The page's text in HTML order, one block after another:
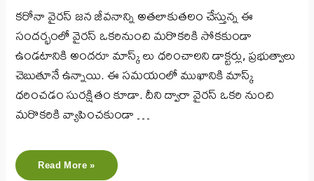
కరోనా వైరస్ జన జీవనాన్ని అతలాకుతలం చేస్తున్న ఈ
సందర్భంలో వైరస్ ఒకరినుంచి మరొకరికి సోకకుండా
ఉండటానికి అందరూ మాస్క్ లు ధరించాలని డాక్టర్లు, ప్రభుత్వాలు
చెబుతూనే ఉన్నాయి. ఈ సమయంలో ముఖానికి మాస్క్
ధరించడం సురక్షితం కూడా. దీని ద్వారా వైరస్ ఒకరి నుంచి
మరొకరికి వ్యాపించకుండా …
Read More »